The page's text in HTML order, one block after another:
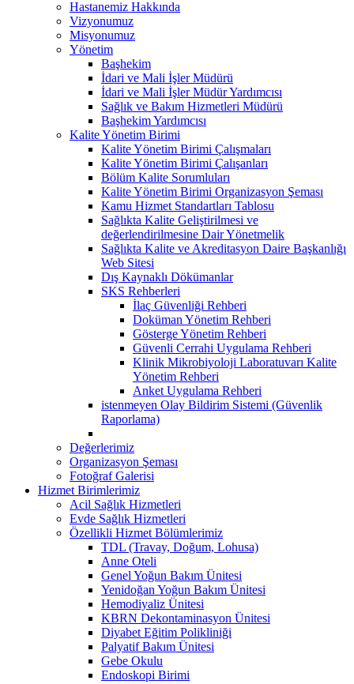
Hastanemiz Hakkında
Vizyonumuz
Misyonumuz
Yönetim
Başhekim
İdari ve Mali İşler Müdürü
İdari ve Mali İşler Müdür Yardımcısı
Sağlık ve Bakım Hizmetleri Müdürü
Başhekim Yardımcısı
Kalite Yönetim Birimi
Kalite Yönetim Birimi Çalışmaları
Kalite Yönetim Birimi Çalışanları
Bölüm Kalite Sorumluları
Kalite Yönetim Birimi Organizasyon Şeması
Kamu Hizmet Standartları Tablosu
Sağlıkta Kalite Geliştirilmesi ve
değerlendirilmesine Dair Yönetmelik
Sağlıkta Kalite ve Akreditasyon Daire Başkanlığı
Web Sitesi
Dış Kaynaklı Dökümanlar
SKS Rehberleri
İlaç Güvenliği Rehberi
Doküman Yönetim Rehberi
Gösterge Yönetim Rehberi
Güvenli Cerrahi Uygulama Rehberi
Klinik Mikrobiyoloji Laboratuvarı Kalite
Yönetim Rehberi
Anket Uygulama Rehberi
istenmeyen Olay Bildirim Sistemi (Güvenlik
Raporlama)
Değerlerimiz
Organizasyon Şeması
Fotoğraf Galerisi
Hizmet Birimlerimiz
Acil Sağlık Hizmetleri
Evde Sağlık Hizmetleri
Özellikli Hizmet Bölümlerimiz
TDL (Travay, Doğum, Lohusa)
Anne Oteli
Genel Yoğun Bakım Ünitesi
Yenidoğan Yoğun Bakım Ünitesi
Hemodiyaliz Ünitesi
KBRN Dekontaminasyon Ünitesi
Diyabet Eğitim Polikliniği
Palyatif Bakım Ünitesi
Gebe Okulu
Endoskopi Birimi